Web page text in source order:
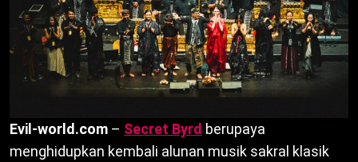
Evil-world.com – Secret Byrd berupaya
menghidupkan kembali alunan musik sakral klasik